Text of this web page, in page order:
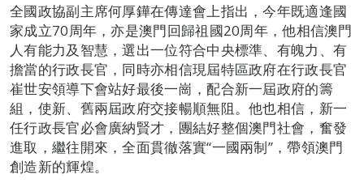
全國政協副主席何厚鏵在傳達會上指出，今年既適逢國
家成立70周年，亦是澳門回歸祖國20周年，他相信澳門
人有能力及智慧，選出一位符合中央標準、有魄力、有
擔當的行政長官，同時亦相信現屆特區政府在行政長官
崔世安領導下會站好最後一崗，配合新一屆政府的籌
組，使新、舊兩屆政府交接暢順無阻。他也相信，新一
任行政長官必會廣納賢才，團結好整個澳門社會，奮發
進取，繼往開來，全面貫徹落實“一國兩制”，帶領澳門
創造新的輝煌。